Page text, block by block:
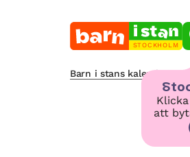
STOCKHOLM
att
Barn i stans